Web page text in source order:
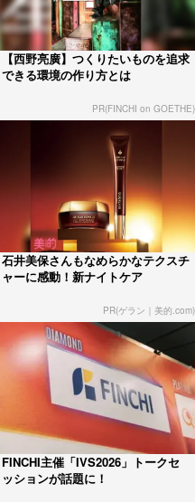
【西野亮廣】つくりたいものを追求
できる環境の作り方とは
PR(FINCHI on GOETHE)
石井美保さんもなめらかなテクスチ
ャーに感動！新ナイトケア
PR(ゲラン｜美的.com)
FINCHI主催「IVS2026」トークセ
ッションが話題に！